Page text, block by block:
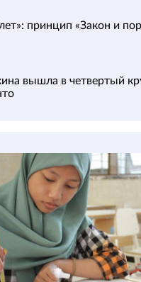
принцип «Закон и
вышла в четвертый